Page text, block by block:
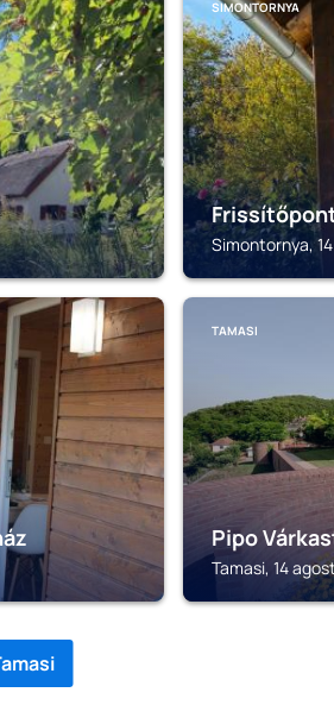
SIMONTORNYA
Simontornya,
TAMASI
Pipo
Tamasi, 14